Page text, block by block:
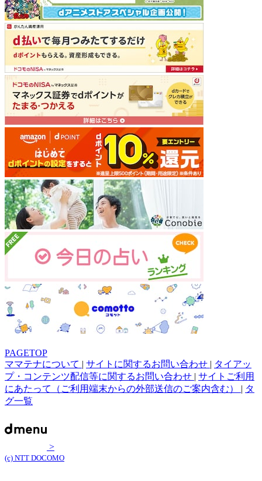
PAGETOP
ママテナについて | サイトに関するお問い合わせ | タイアッ
プ・コンテンツ配信等に関するお問い合わせ | サイトご利用
にあたって（ご利用端末からの外部送信のご案内含む） | タ
グ一覧
>
(c) NTT DOCOMO